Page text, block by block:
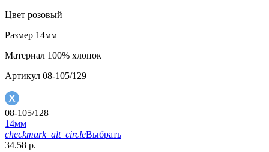
Цвет розовый
Размер 14мм
Материал 100% хлопок
Артикул 08-105/129
08-105/128
14мм
checkmark_alt_circleВыбрать
34.58 р.